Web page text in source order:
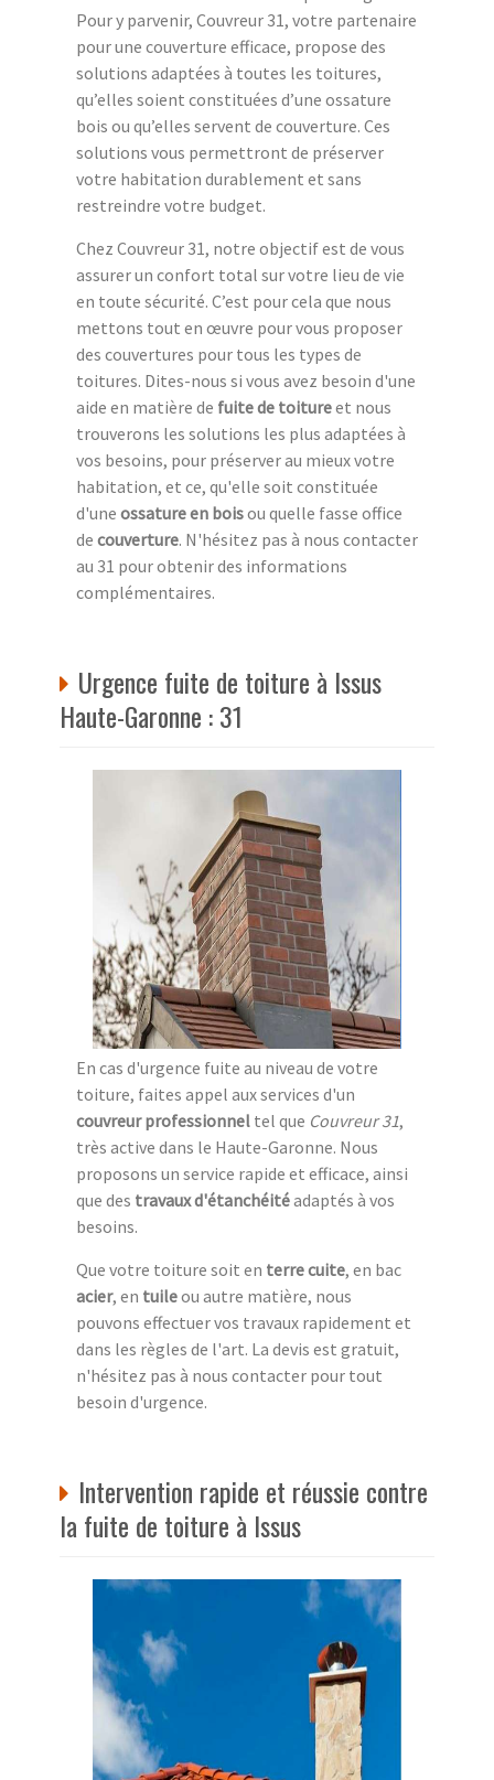
Pour y parvenir, Couvreur 31, votre partenaire
pour une couverture efficace, propose des
solutions adaptées à toutes les toitures,
qu’elles soient constituées d’une ossature
bois ou qu’elles servent de couverture. Ces
solutions vous permettront de préserver
votre habitation durablement et sans
restreindre votre budget.
Chez Couvreur 31, notre objectif est de vous
assurer un confort total sur votre lieu de vie
en toute sécurité. C’est pour cela que nous
mettons tout en œuvre pour vous proposer
des couvertures pour tous les types de
toitures. Dites-nous si vous avez besoin d'une
aide en matière de fuite de toitureet nous
trouverons les solutions les plus adaptées à
vos besoins, pour préserver au mieux votre
habitation, et ce, qu'elle soit constituée
d'une ossature en boisou quelle fasse office
de couverture. N'hésitez pas à nous contacter
au 31 pour obtenir des informations
complémentaires.
Urgence fuite de toiture à Issus
Haute-Garonne : 31
En cas d'urgence fuite au niveau de votre
toiture, faites appel aux services d'un
couvreur professionnel tel que Couvreur 31,
très active dans le Haute-Garonne. Nous
proposons un service rapide et efficace, ainsi
que des travaux d'étanchéitéadaptés à vos
besoins.
Que votre toiture soit en terre cuite, en bac
acier, en tuileou autre matière, nous
pouvons effectuer vos travaux rapidement et
dans les règles de l'art. La devis est gratuit,
n'hésitez pas à nous contacter pour tout
besoin d'urgence.
Intervention rapide et réussie contre
la fuite de toiture à Issus